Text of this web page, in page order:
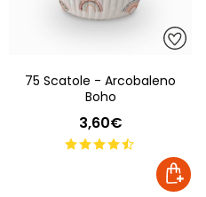
75 Scatole - Arcobaleno
Boho
3,60€